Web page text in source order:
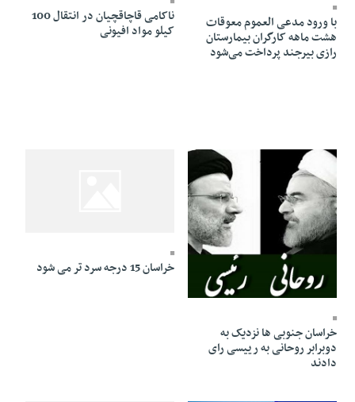
با ورود مدعی العموم معوقات
هشت ماهه کارگران بیمارستان
رازی بیرجند پرداخت می‌شود
ناکامی قاچاقچیان در انتقال 100
کیلو مواد افیونی
10 Khordad 1396 - 11:35
خراسان جنوبی ها نزدیک به
دوبرابر روحانی به رییسی رای
دادند
خراسان 15 درجه سرد تر می شود